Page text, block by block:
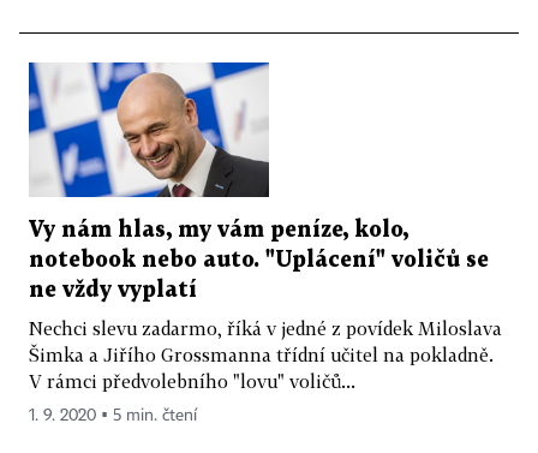
Vy nám hlas, my vám peníze, kolo,
notebook nebo auto. "Uplácení" voličů se
ne vždy vyplatí
Nechci slevu zadarmo, říká v jedné z povídek Miloslava
Šimka a Jiřího Grossmanna třídní učitel na pokladně.
V rámci předvolebního "lovu" voličů...
1. 9. 2020 ▪ 5 min. čtení